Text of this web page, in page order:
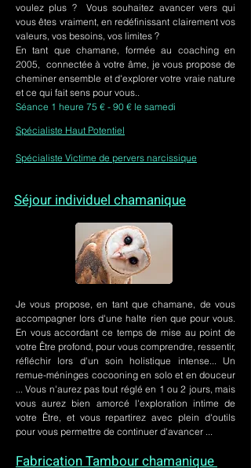
voulez plus ? Vous souhaitez avancer vers qui
vous êtes vraiment, en redéfinissant clairement vos
valeurs, vos besoins, vos limites ?
En tant que chamane, formée au coaching en
2005, connectée à votre âme, je vous propose de
cheminer ensemble et d'explorer votre vraie nature
et ce qui fait sens pour vous..
Séance 1 heure 75 € - 90 € le samedi
Spécialiste Haut Potentiel
Spécialiste Victime de pervers narcissique
Séjour individuel chamanique
Je vous propose, en tant que chamane, de vous
accompagner lors d'une halte rien que pour vous.
En vous accordant ce temps de mise au point de
votre Être profond, pour vous comprendre, ressentir,
réfléchir lors d'un soin holistique intense... Un
remue-méninges cocooning en solo et en douceur
... Vous n'aurez pas tout réglé en 1 ou 2 jours, mais
vous aurez bien amorcé l'exploration intime de
votre Être, et vous repartirez avec plein d'outils
pour vous permettre de continuer d'avancer ...
Fabrication Tambour chamanique